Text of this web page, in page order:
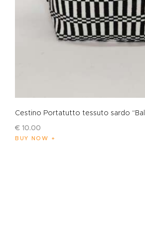
Cestino Portatutto tessuto sardo
€ 10.00
BUY NOW